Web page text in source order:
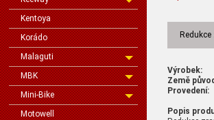
Kentoya
Korádo
Malaguti
MBK
Mini-Bike
Motowell
Výrobek:
Země
Provedení:
Popis